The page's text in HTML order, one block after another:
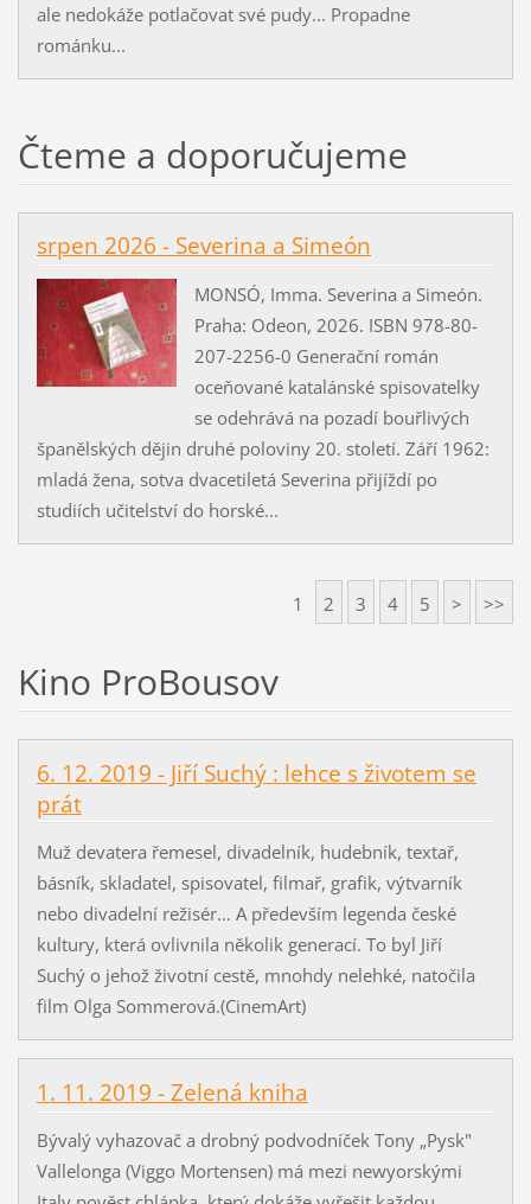
ale nedokáže potlačovat své pudy... Propadne
románku...
Čteme a doporučujeme
srpen 2026 - Severina a Simeón
MONSÓ, Imma. Severina a Simeón.
Praha: Odeon, 2026. ISBN 978-80-
207-2256-0 Generační román
oceňované katalánské spisovatelky
se odehrává na pozadí bouřlivých
španělských dějin druhé poloviny 20. století. Září 1962:
mladá žena, sotva dvacetiletá Severina přijíždí po
studiích učitelství do horské...
1 2 3 4 5 > >>
Kino ProBousov
6. 12. 2019 - Jiří Suchý : lehce s životem se
prát
Muž devatera řemesel, divadelník, hudebník, textař,
básník, skladatel, spisovatel, filmař, grafik, výtvarník
nebo divadelní režisér… A především legenda české
kultury, která ovlivnila několik generací. To byl Jiří
Suchý o jehož životní cestě, mnohdy nelehké, natočila
film Olga Sommerová.(CinemArt)
1. 11. 2019 - Zelená kniha
Bývalý vyhazovač a drobný podvodníček Tony „Pysk"
Vallelonga (Viggo Mortensen) má mezi newyorskými